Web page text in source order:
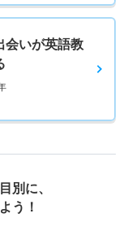
会いが英語教
別に、
う！